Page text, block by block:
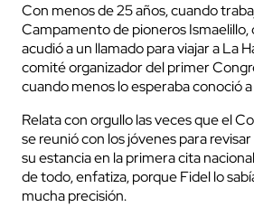
Con menos de 25 años, cuando
Campamento de pioneros
acudió a un llamado para viajar a La
comité organizador del primer
cuando menos lo esperaba conoció
Relata con orgullo las veces que el
se reunió con los jóvenes para
su estancia en la primera cita
de todo, enfatiza, porque Fidel lo
mucha precisión.